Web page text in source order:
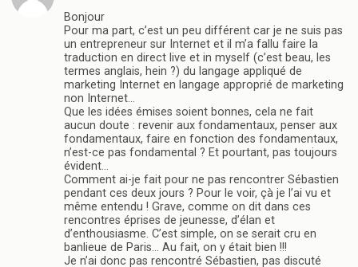
Bonjour
Pour ma part, c’est un peu différent car je ne suis pas
un entrepreneur sur Internet et il m’a fallu faire la
traduction en direct live et in myself (c’est beau, les
termes anglais, hein ?) du langage appliqué de
marketing Internet en langage approprié de marketing
non Internet…
Que les idées émises soient bonnes, cela ne fait
aucun doute : revenir aux fondamentaux, penser aux
fondamentaux, faire en fonction des fondamentaux,
n’est-ce pas fondamental ? Et pourtant, pas toujours
évident…
Comment ai-je fait pour ne pas rencontrer Sébastien
pendant ces deux jours ? Pour le voir, çà je l’ai vu et
même entendu ! Grave, comme on dit dans ces
rencontres éprises de jeunesse, d’élan et
d’enthousiasme. C’est simple, on se serait cru en
banlieue de Paris… Au fait, on y était bien !!!
Je n’ai donc pas rencontré Sébastien, pas discuté